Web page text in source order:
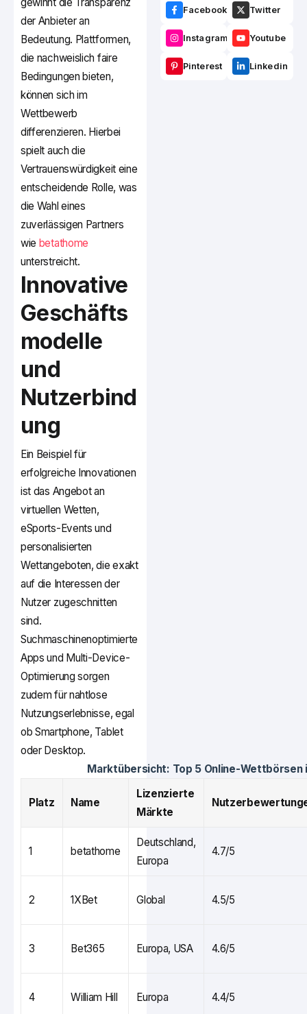
der Anbieter an
Bedeutung. Plattformen,
die nachweislich faire
Bedingungen bieten,
können sich im
Wettbewerb
differenzieren. Hierbei
spielt auch die
Vertrauenswürdigkeit eine
entscheidende Rolle, was
die Wahl eines
zuverlässigen Partners
wie betathome
unterstreicht.
Innovative
Geschäfts
modelle
und
Nutzerbind
ung
Ein Beispiel für
erfolgreiche Innovationen
ist das Angebot an
virtuellen Wetten,
eSports-Events und
personalisierten
Wettangeboten, die exakt
auf die Interessen der
Nutzer zugeschnitten
sind.
Suchmaschinenoptimierte
Apps und Multi-Device-
Optimierung sorgen
zudem für nahtlose
Nutzungserlebnisse, egal
ob Smartphone, Tablet
oder Desktop.
Marktübersicht: Top 5 Online-Wettbörsen
Platz Name
Lizenzierte
Märkte
1 betathome
Deutschland,
Europa
4.7/5
2 1XBet Global 4.5/5
3 Bet365 Europa, USA 4.6/5
4 William Hill Europa 4.4/5
Facebook Twitter
Instagram Youtube
Pinterest Linkedin